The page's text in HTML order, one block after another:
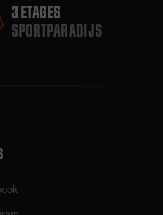
3 ETAGES
SPORTPARADIJS